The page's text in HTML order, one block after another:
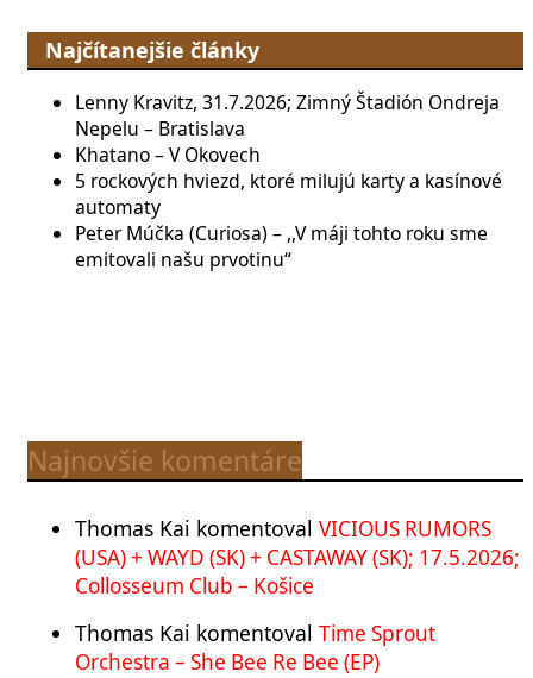
Najčítanejšie články
Lenny Kravitz, 31.7.2026; Zimný Štadión Ondreja
Nepelu – Bratislava
Khatano – V Okovech
5 rockových hviezd, ktoré milujú karty a kasínové
automaty
Peter Múčka (Curiosa) – ,,V máji tohto roku sme
emitovali našu prvotinu“
Najnovšie komentáre
Thomas Kai komentoval VICIOUS RUMORS
(USA) + WAYD (SK) + CASTAWAY (SK); 17.5.2026;
Collosseum Club – Košice
Thomas Kai komentoval Time Sprout
Orchestra – She Bee Re Bee (EP)